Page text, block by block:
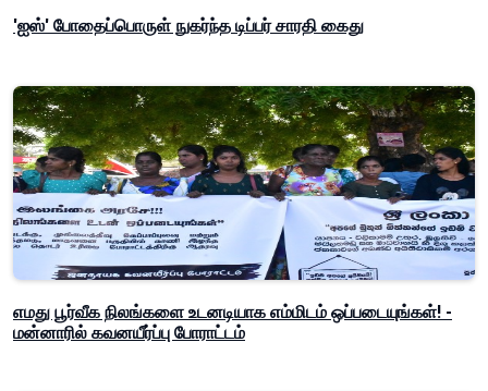
'ஐஸ்' போதைப்பொருள் நுகர்ந்த டிப்பர் சாரதி கைது
எமது பூர்வீக நிலங்களை உடனடியாக எம்மிடம் ஒப்படையுங்கள்! -
மன்னாரில் கவனயீர்ப்பு போராட்டம்